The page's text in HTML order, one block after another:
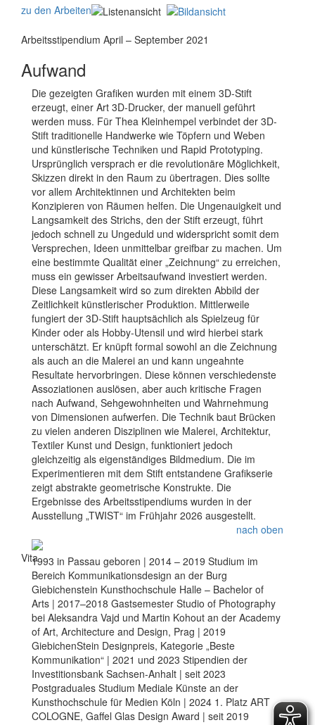
zu den Arbeiten
Arbeitsstipendium April – September 2021
Aufwand
Die gezeigten Grafiken wurden mit einem 3D-Stift
erzeugt, einer Art 3D-Drucker, der manuell geführt
werden muss. Für Thea Kleinhempel verbindet der 3D-
Stift traditionelle Handwerke wie Töpfern und Weben
und künstlerische Techniken und Rapid Prototyping.
Ursprünglich versprach er die revolutionäre Möglichkeit,
Skizzen direkt in den Raum zu übertragen. Dies sollte
vor allem Architektinnen und Architekten beim
Konzipieren von Räumen helfen. Die Ungenauigkeit und
Langsamkeit des Strichs, den der Stift erzeugt, führt
jedoch schnell zu Ungeduld und widerspricht somit dem
Versprechen, Ideen unmittelbar greifbar zu machen. Um
eine bestimmte Qualität einer „Zeichnung“ zu erreichen,
muss ein gewisser Arbeitsaufwand investiert werden.
Diese Langsamkeit wird so zum direkten Abbild der
Zeitlichkeit künstlerischer Produktion. Mittlerweile
fungiert der 3D-Stift hauptsächlich als Spielzeug für
Kinder oder als Hobby-Utensil und wird hierbei stark
unterschätzt. Er knüpft formal sowohl an die Zeichnung
als auch an die Malerei an und kann ungeahnte
Resultate hervorbringen. Diese können verschiedenste
Assoziationen auslösen, aber auch kritische Fragen
nach Aufwand, Sehgewohnheiten und Wahrnehmung
von Dimensionen aufwerfen. Die Technik baut Brücken
zu vielen anderen Disziplinen wie Malerei, Architektur,
Textiler Kunst und Design, funktioniert jedoch
gleichzeitig als eigenständiges Bildmedium. Die im
Experimentieren mit dem Stift entstandene Grafikserie
zeigt abstrakte geometrische Konstrukte. Die
Ergebnisse des Arbeitsstipendiums wurden in der
Ausstellung „TWIST“ im Frühjahr 2026 ausgestellt.
nach oben
Vita1993 in Passau geboren | 2014 – 2019 Studium im
Bereich Kommunikationsdesign an der Burg
Giebichenstein Kunsthochschule Halle – Bachelor of
Arts | 2017–2018 Gastsemester Studio of Photography
bei Aleksandra Vajd und Martin Kohout an der Academy
of Art, Architecture and Design, Prag | 2019
GiebichenStein Designpreis, Kategorie „Beste
Kommunikation“ | 2021 und 2023 Stipendien der
Investitionsbank Sachsen-Anhalt | seit 2023
Postgraduales Studium Mediale Künste an der
Kunsthochschule für Medien Köln | 2024 1. Platz ART
COLOGNE, Gaffel Glas Design Award | seit 2019